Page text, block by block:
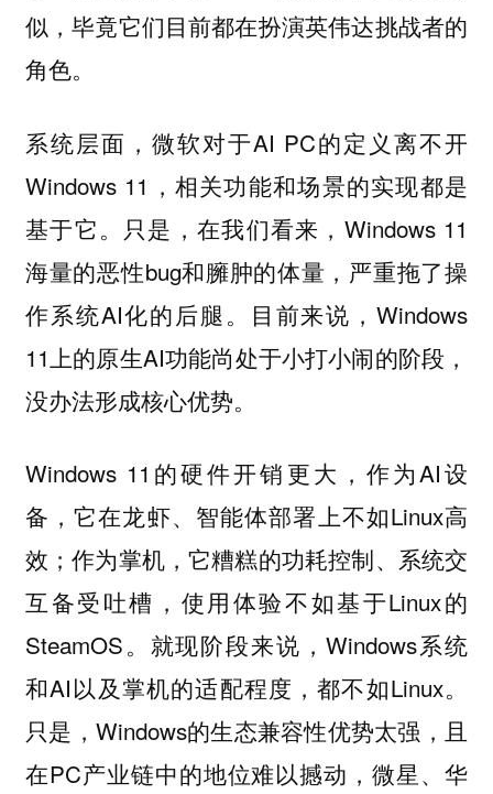
似，毕竟它们目前都在扮演英伟达挑战者的
角色。
系统层面，微软对于AI PC的定义离不开
Windows 11，相关功能和场景的实现都是
基于它。只是，在我们看来，Windows 11
海量的恶性bug和臃肿的体量，严重拖了操
作系统AI化的后腿。目前来说，Windows
11上的原生AI功能尚处于小打小闹的阶段，
没办法形成核心优势。
Windows 11的硬件开销更大，作为AI设
备，它在龙虾、智能体部署上不如Linux高
效；作为掌机，它糟糕的功耗控制、系统交
互备受吐槽，使用体验不如基于Linux的
SteamOS。就现阶段来说，Windows系统
和AI以及掌机的适配程度，都不如Linux。
只是，Windows的生态兼容性优势太强，且
在PC产业链中的地位难以撼动，微星、华